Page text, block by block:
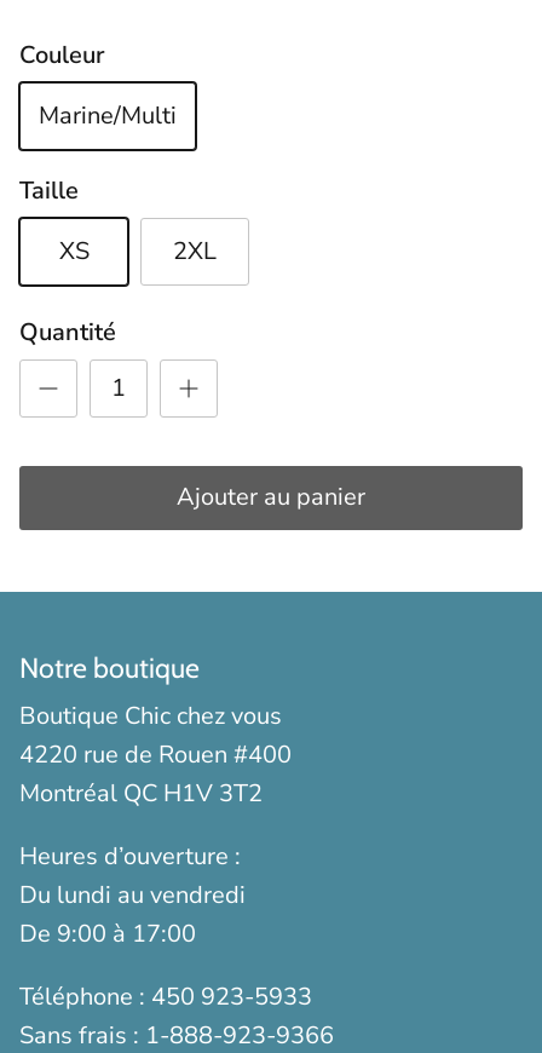
Couleur
Marine/Multi
Taille
XS
2XL
Quantité
Ajouter au panier
Notre boutique
Boutique Chic chez vous
4220 rue de Rouen #400
Montréal QC H1V 3T2
Heures d’ouverture :
Du lundi au vendredi
De 9:00 à 17:00
Téléphone : 450 923-5933
Sans frais : 1-888-923-9366